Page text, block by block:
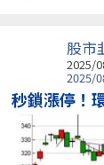
股市
2025/
2025/
秒鎖漲停！